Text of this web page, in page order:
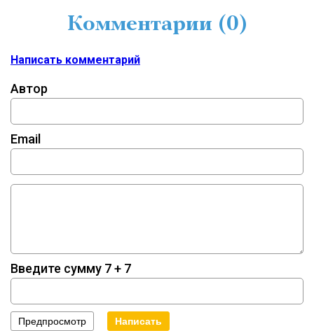
Комментарии (0)
Написать комментарий
Автор
Email
Введите сумму 7 + 7